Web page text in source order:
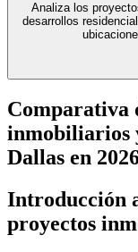
Analiza los
desarrollos
Comparativa
inmobiliarios
Dallas en
Introducción
proyectos